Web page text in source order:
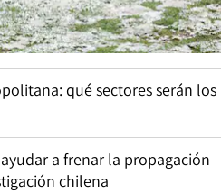
qué sectores serán los
a frenar la propagación
chilena